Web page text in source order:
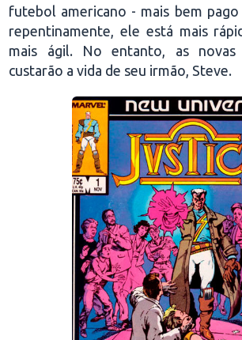
futebol americano - mais bem pago
repentinamente, ele está mais
mais ágil. No entanto, as novas
custarão a vida de seu irmão, Steve.